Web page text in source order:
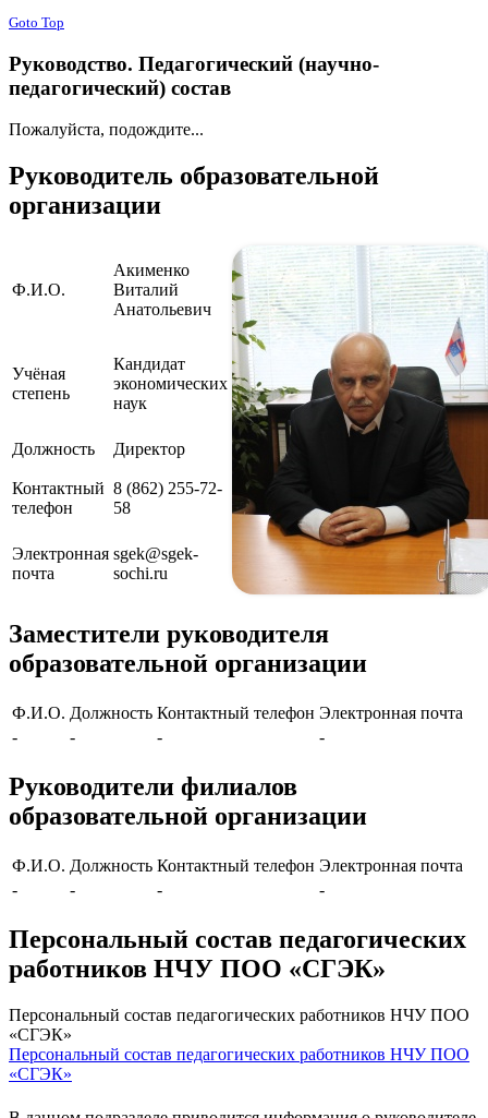
Goto Top
Руководство. Педагогический (научно-
педагогический) состав
Пожалуйста, подождите...
Руководитель образовательной
организации
Ф.И.О.
Акименко
Виталий
Анатольевич
Учёная
степень
Кандидат
экономических
наук
Должность Директор
Контактный
телефон
8 (862) 255-72-
58
Электронная
почта
sgek@sgek-
sochi.ru
Заместители руководителя
образовательной организации
Ф.И.О. Должность Контактный телефон Электронная почта
-
- - -
Руководители филиалов
образовательной организации
Ф.И.О. Должность Контактный телефон Электронная почта
-
- - -
Персональный состав педагогических
работников НЧУ ПОО «СГЭК»
Персональный состав педагогических работников НЧУ ПОО
«СГЭК»
Персональный состав педагогических работников НЧУ ПОО
«СГЭК»